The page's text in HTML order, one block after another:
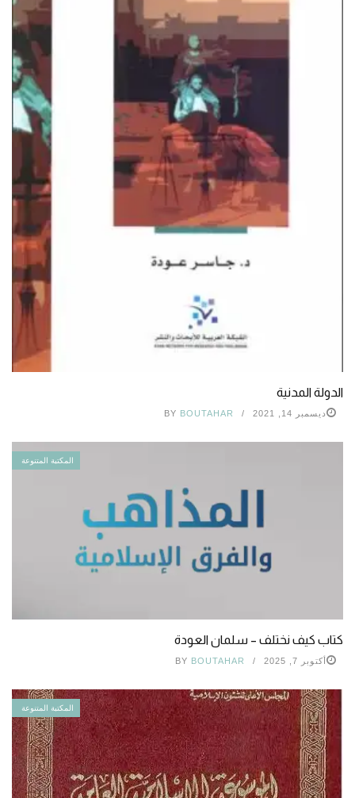
الدولة المدنية
ديسمبر 14, 2021 BY BOUTAHAR
المكتبة المتنوعة
كتاب كيف نختلف – سلمان العودة
أكتوبر 7, 2025 BY BOUTAHAR
المكتبة المتنوعة